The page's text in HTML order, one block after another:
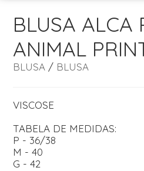
BLUSA ALCA
ANIMAL
BLUSA/ BLUSA
VISCOSE
TABELA DE MEDIDAS:
P - 36/38
M - 40
G - 42